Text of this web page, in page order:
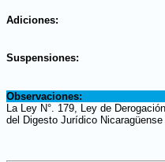
Adiciones:
Suspensiones:
Observaciones:
La Ley N°. 179, Ley de
del Digesto Jurídico